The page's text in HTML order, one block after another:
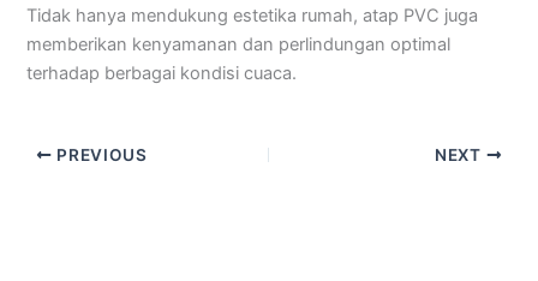
Tidak hanya mendukung estetika rumah, atap PVC juga
memberikan kenyamanan dan perlindungan optimal
terhadap berbagai kondisi cuaca.
PREVIOUS NEXT